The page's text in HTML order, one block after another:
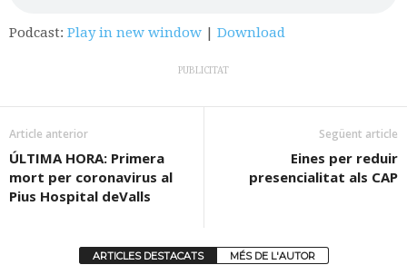
Podcast: Play in new window | Download
PUBLICITAT
Article anterior
ÚLTIMA HORA: Primera
mort per coronavirus al
Pius Hospital deValls
Següent article
Eines per reduir
presencialitat als CAP
ARTICLES DESTACATS MÉS DE L'AUTOR